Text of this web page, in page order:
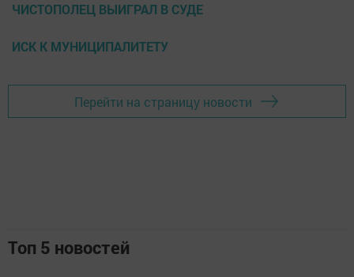
ЧИСТОПОЛЕЦ ВЫИГРАЛ В СУДЕ
ИСК К МУНИЦИПАЛИТЕТУ
Перейти на страницу новости
Топ 5 новостей